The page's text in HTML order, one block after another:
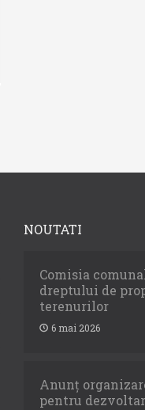
NOUTATI
Comisia
dreptului de
terenurilor
6 mai 2026
Anunț
pentru